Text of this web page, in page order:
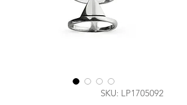
SKU: LP1705092